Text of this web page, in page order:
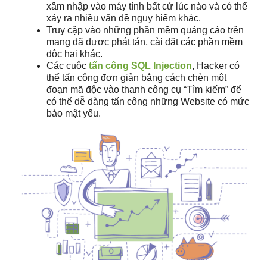
xâm nhập vào máy tính bất cứ lúc nào và có thể
xảy ra nhiều vấn đề nguy hiểm khác.
Truy cập vào những phần mềm quảng cáo trên
mạng đã được phát tán, cài đặt các phần mềm
độc hại khác.
Các cuộc tấn công SQL Injection, Hacker có
thể tấn công đơn giản bằng cách chèn một
đoạn mã độc vào thanh công cụ “Tìm kiếm” để
có thể dễ dàng tấn công những Website có mức
bảo mật yếu.